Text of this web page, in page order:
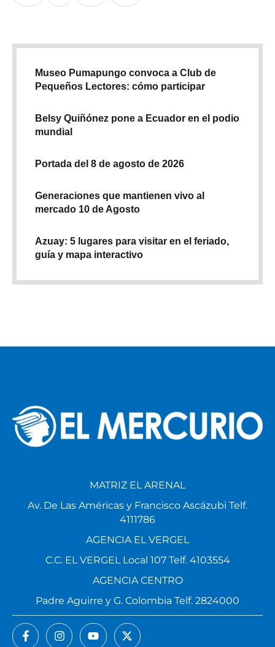
Museo Pumapungo convoca a Club de
Pequeños Lectores: cómo participar
Belsy Quiñónez pone a Ecuador en el podio
mundial
Portada del 8 de agosto de 2026
Generaciones que mantienen vivo al
mercado 10 de Agosto
Azuay: 5 lugares para visitar en el feriado,
guía y mapa interactivo
MATRIZ EL ARENAL
Av. De Las Américas y Francisco Ascázubi Telf.
4111786
AGENCIA EL VERGEL
C.C. EL VERGEL Local 107 Telf. 4103554
AGENCIA CENTRO
Padre Aguirre y G. Colombia Telf. 2824000